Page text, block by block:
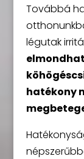
Továbbá
légutak
hatékony